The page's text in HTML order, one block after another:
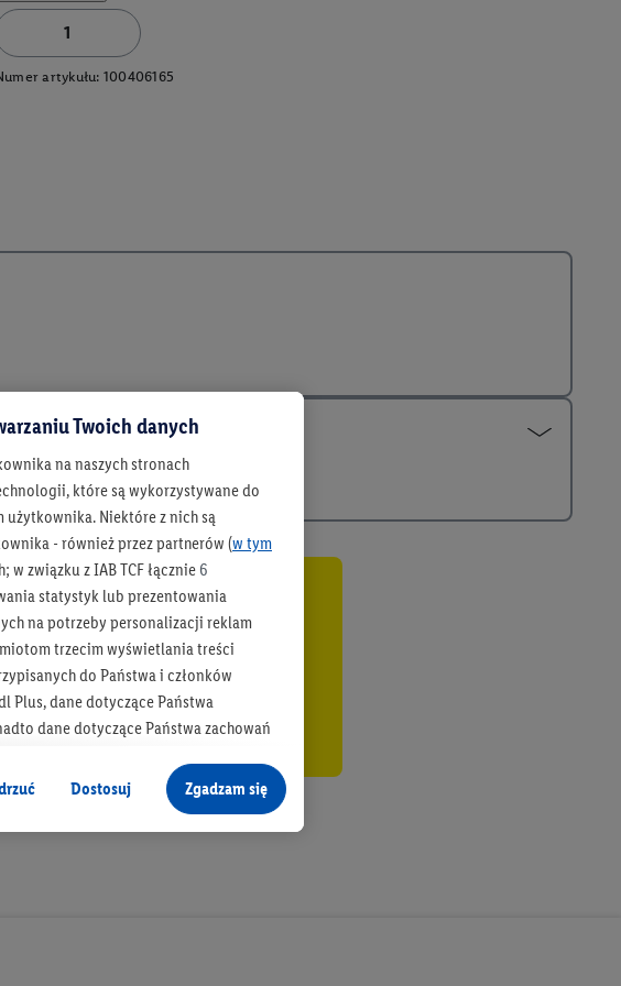
artykułu: 100406165
bieżąco
Lidla
się!
Twoich danych
na naszych stronach
które są wykorzystywane do
Niektóre z nich są
- również przez partnerów (w tym
związku z IAB TCF łącznie 6
statystyk lub prezentowania
na potrzeby personalizacji reklam
trzecim wyświetlania treści
do Państwa i członków
Plus, dane dotyczące Państwa
dane dotyczące Państwa zachowań
danych
również wzbogacane o dane z innych
treści marketingowych,
badania grup docelowych,
Dostosuj Zgadzam się